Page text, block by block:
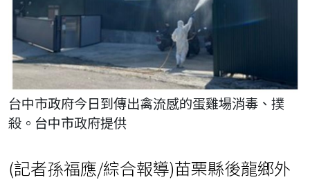
台中市政府今日到傳出禽流感的蛋雞場消毒、撲
殺。台中市政府提供
(記者孫福應/綜合報導)苗栗縣後龍鄉外